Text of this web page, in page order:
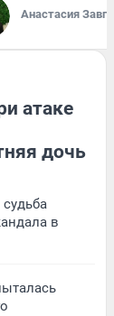
Анастасия
атаке
дочь
в